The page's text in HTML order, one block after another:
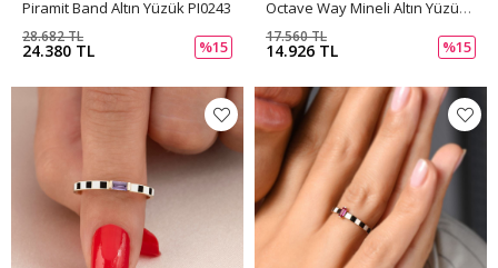
Piramit Band Altın Yüzük PI0243
24.380 TL
28.682 TL
%15
Octave Way Mineli Altın Yüzük PI0242
14.926 TL
17.560 TL
%15